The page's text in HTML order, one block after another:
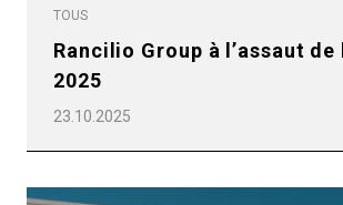
TOUS
Rancilio Group à l’assaut de
2025
23.10.2025